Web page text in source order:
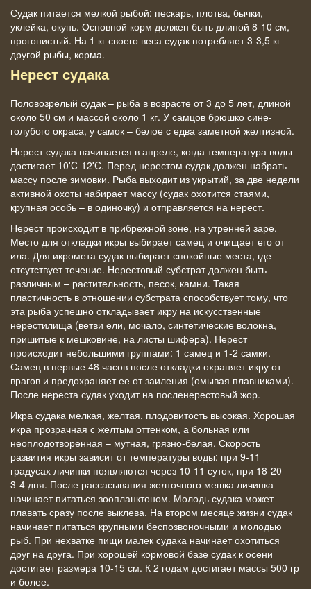
Судак питается мелкой рыбой: пескарь, плотва, бычки,
уклейка, окунь. Основной корм должен быть длиной 8-10 см,
прогонистый. На 1 кг своего веса судак потребляет 3-3,5 кг
другой рыбы, корма.
Нерест судака
Половозрелый судак – рыба в возрасте от 3 до 5 лет, длиной
около 50 см и массой около 1 кг. У самцов брюшко сине-
голубого окраса, у самок – белое с едва заметной желтизной.
Нерест судака начинается в апреле, когда температура воды
достигает 10'C-12'C. Перед нерестом судак должен набрать
массу после зимовки. Рыба выходит из укрытий, за две недели
активной охоты набирает массу (судак охотится стаями,
крупная особь – в одиночку) и отправляется на нерест.
Нерест происходит в прибрежной зоне, на утренней заре.
Место для откладки икры выбирает самец и очищает его от
ила. Для икромета судак выбирает спокойные места, где
отсутствует течение. Нерестовый субстрат должен быть
различным – растительность, песок, камни. Такая
пластичность в отношении субстрата способствует тому, что
эта рыба успешно откладывает икру на искусственные
нерестилища (ветви ели, мочало, синтетические волокна,
пришитые к мешковине, на листы шифера). Нерест
происходит небольшими группами: 1 самец и 1-2 самки.
Самец в первые 48 часов после откладки охраняет икру от
врагов и предохраняет ее от заиления (омывая плавниками).
После нереста судак уходит на посленерестовый жор.
Икра судака мелкая, желтая, плодовитость высокая. Хорошая
икра прозрачная с желтым оттенком, а больная или
неоплодотворенная – мутная, грязно-белая. Скорость
развития икры зависит от температуры воды: при 9-11
градусах личинки появляются через 10-11 суток, при 18-20 –
3-4 дня. После рассасывания желточного мешка личинка
начинает питаться зоопланктоном. Молодь судака может
плавать сразу после выклева. На втором месяце жизни судак
начинает питаться крупными беспозвоночными и молодью
рыб. При нехватке пищи малек судака начинает охотиться
друг на друга. При хорошей кормовой базе судак к осени
достигает размера 10-15 см. К 2 годам достигает массы 500 гр
и более.